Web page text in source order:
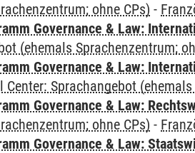
ohne CPs) -
Governance & Law:
(ehemals Sprachenzentrum;
Governance & Law:
Sprachangebot
Governance & Law:
ohne CPs) -
Governance & Law: